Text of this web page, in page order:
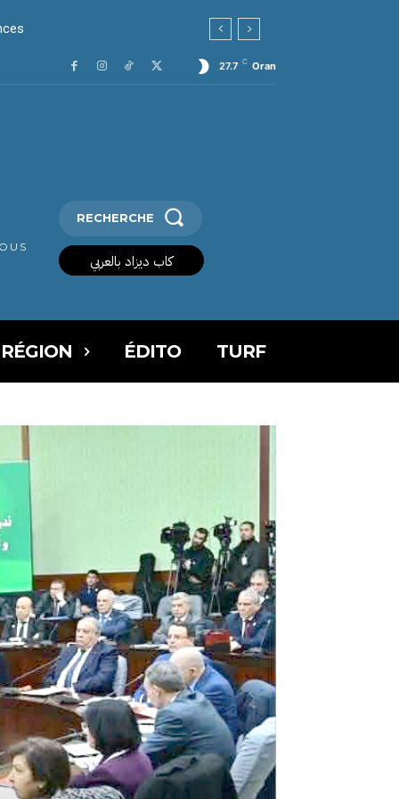
27.7 C Oran
RECHERCHE
كاب ديزاد بالعربي
ÉDITO TURF